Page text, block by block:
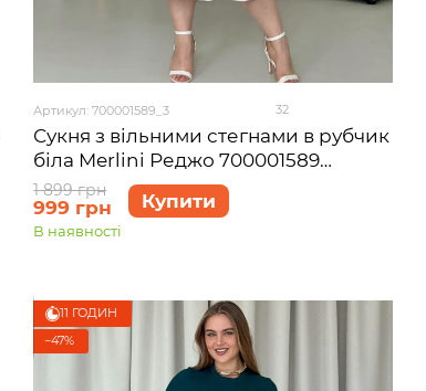
Артикул: 700001589_3 32
Сукня з вільними стегнами в рубчик
біла Merlini Реджо 700001589
розмір 2XL-3XL
1 899 грн
999 грн Купити
В наявності
11 ГОДИН
−47%